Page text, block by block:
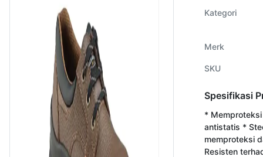
Kategori
Merk
SKU
Spesifikasi
*
antistatis *
memproteksi
Resisten